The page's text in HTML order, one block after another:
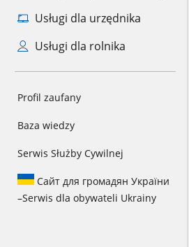
Usługi dla urzędnika
Usługi dla rolnika
Profil zaufany
Baza wiedzy
Serwis Służby Cywilnej
Сайт для громадян України
–Serwis dla obywateli Ukrainy